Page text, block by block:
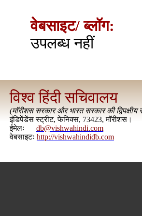
वेबसाइट/ ब्लॉग:
उपलब्ध नहीं
विश्व हिंदी सचिवालय
(मॉरीशस सरकार और भारत सरकार की द्विपक्षीय
इंडिपेंडेंस स्ट्रीट, फेनिक्स, 73423, मॉरीशस।
ईमेलः
db@vishwahindi.com
वेबसाइटः http://vishwahindidb.com